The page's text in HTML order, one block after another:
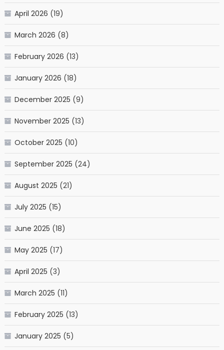
April 2026 (19)
March 2026 (8)
February 2026 (13)
January 2026 (18)
December 2025 (9)
November 2025 (13)
October 2025 (10)
September 2025 (24)
August 2025 (21)
July 2025 (15)
June 2025 (18)
May 2025 (17)
April 2025 (3)
March 2025 (11)
February 2025 (13)
January 2025 (5)